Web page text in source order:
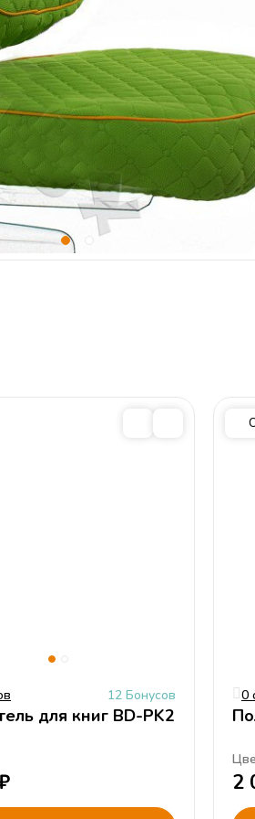
представьте, что ваш малыш после
12 Бонусов
для книг BD-PK2
0
2